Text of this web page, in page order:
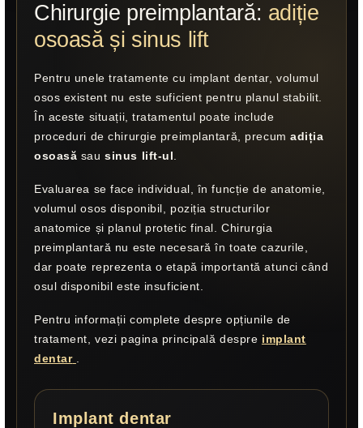
Chirurgie preimplantară: adiție
osoasă și sinus lift
Pentru unele tratamente cu implant dentar, volumul
osos existent nu este suficient pentru planul stabilit.
În aceste situații, tratamentul poate include
proceduri de chirurgie preimplantară, precumadiția
osoasă sausinus lift-ul
Evaluarea se face individual, în funcție de anatomie,
volumul osos disponibil, poziția structurilor
anatomice și planul protetic final. Chirurgia
preimplantară nu este necesară în toate cazurile,
dar poate reprezenta o etapă importantă atunci când
osul disponibil este insuficient.
Pentru informații complete despre opțiunile de
tratament, vezi pagina principală despre implant
dentar
Implant dentar